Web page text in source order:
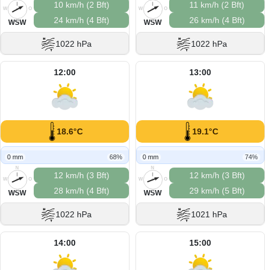
O
S
W
WSW
10 km/h (2 Bft)
24 km/h (4 Bft)
1022 hPa
O
S
W
WSW
11 km/h (2 Bft)
26 km/h (4 Bft)
1022 hPa
12:00
18.6°C
0 mm 68%
N
O
S
W
WSW
12 km/h (3 Bft)
28 km/h (4 Bft)
1022 hPa
13:00
19.1°C
0 mm 74%
N
O
S
W
WSW
12 km/h (3 Bft)
29 km/h (5 Bft)
1021 hPa
14:00 15:00